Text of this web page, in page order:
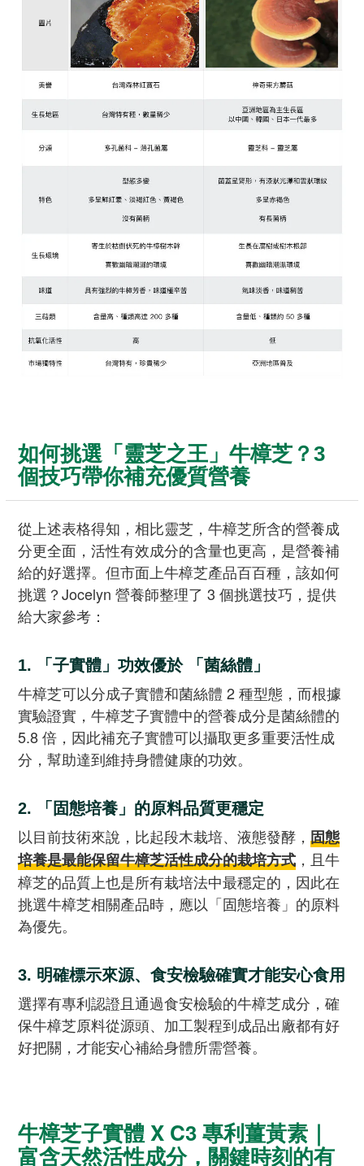
如何挑選「靈芝之王」牛樟芝？3
個技巧帶你補充優質營養
從上述表格得知，相比靈芝，牛樟芝所含的營養成
分更全面，活性有效成分的含量也更高，是營養補
給的好選擇。但市面上牛樟芝產品百百種，該如何
挑選？Jocelyn 營養師整理了 3 個挑選技巧，提供
給大家參考：
1. 「子實體」功效優於 「菌絲體」
牛樟芝可以分成子實體和菌絲體 2 種型態，而根據
實驗證實，牛樟芝子實體中的營養成分是菌絲體的
5.8 倍，因此補充子實體可以攝取更多重要活性成
分，幫助達到維持身體健康的功效。
2. 「固態培養」的原料品質更穩定
以目前技術來說，比起段木栽培、液態發酵， 固態
培養是最能保留牛樟芝活性成分的栽培方式 ，且牛
樟芝的品質上也是所有栽培法中最穩定的，因此在
挑選牛樟芝相關產品時，應以「固態培養」的原料
為優先。
3. 明確標示來源、食安檢驗確實才能安心食用
選擇有專利認證且通過食安檢驗的牛樟芝成分，確
保牛樟芝原料從源頭、加工製程到成品出廠都有好
好把關，才能安心補給身體所需營養。
牛樟芝子實體 X C3 專利薑黃素｜
富含天然活性成分，關鍵時刻的有